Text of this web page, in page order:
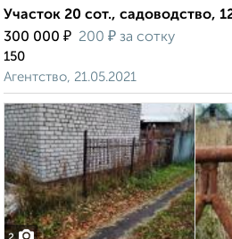
Участок 20 сот., садоводство,
300 000 ₽ 200 ₽ за сотку
150
Агентство, 21.05.2021